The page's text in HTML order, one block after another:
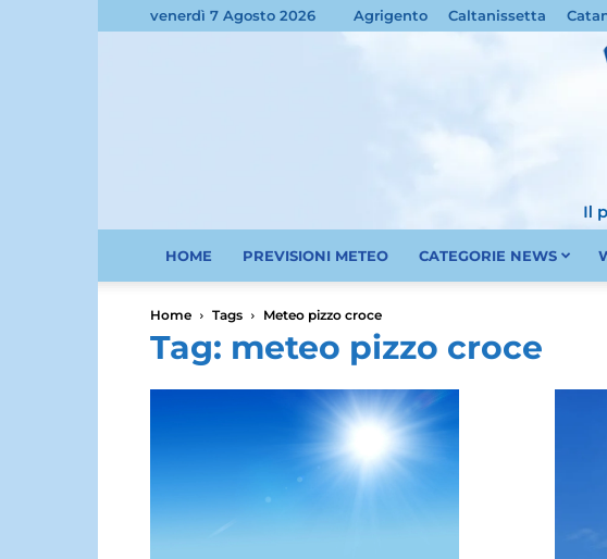
venerdì 7 Agosto 2026 Agrigento Caltanissetta
HOME PREVISIONI METEO CATEGORIE NEWS
Home Tags Meteo pizzo croce
Tag: meteo pizzo croce